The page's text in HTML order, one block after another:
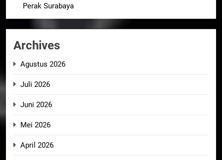
Perak Surabaya
Archives
Agustus 2026
Juli 2026
Juni 2026
Mei 2026
April 2026